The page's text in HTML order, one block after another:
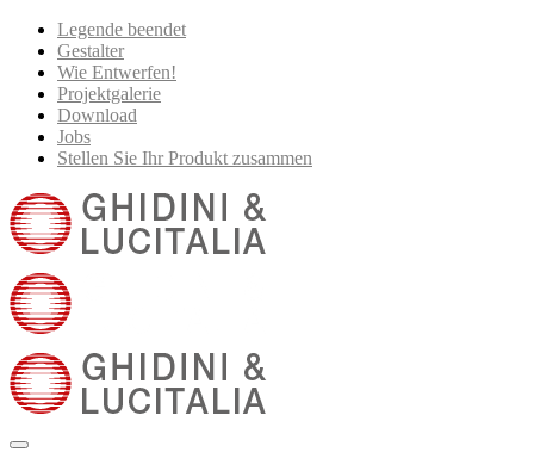
Legende beendet
Gestalter
Wie Entwerfen!
Projektgalerie
Download
Jobs
Stellen Sie Ihr Produkt zusammen